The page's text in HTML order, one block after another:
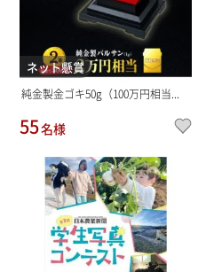
ネット懸賞
純金製金ゴキ50g（100万円相当...
55名様